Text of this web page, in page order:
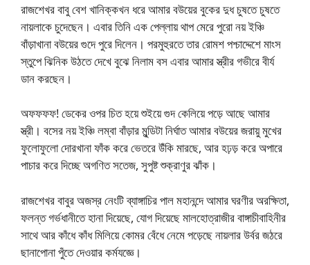
রাজশেখর বাবু বেশ খানিক্কখন ধরে আমার বউয়ের বুকের দুধ চুষতে চুষতে
নায়লাকে চুদেছেন। এবার তিনি এক পেল্লায় থাপ মেরে পুরো নয় ইঞ্চি
বাঁড়াখানা বউয়ের গুদে পুরে দিলেন। পরমুহুরতে তার রোমশ পশ্চাদ্দেশে মাংস
স্তুপে ঝিনিক উঠতে দেখে বুঝে নিলাম বস এবার আমার স্ত্রীর গভীরে বীর্য
ডান করছেন।
অফফফফ! ডেকের ওপর চিত হয়ে শুইয়ে গুদ কেলিয়ে পড়ে আছে আমার
স্ত্রী। বসের নয় ইঞ্চি লম্বা বাঁড়ার মুন্ডিটা নির্ঘাত আমার বউয়ের জরায়ু মুখের
ফুলোফুলো দোরখানা ফাঁক করে ভেতরে উঁকি মারছে, আর হঢ়ড় করে অপারে
পাচার করে দিচ্ছে অগণিত সতেজ, সুপুষ্ট শুক্রাণুর ঝাঁক।
রাজশেখর বাবুর অজস্র নেংটি ব্যাঙ্গাচির পাল মহানন্দে আমার ঘরণীর অরক্ষিতা,
ফলন্ত গর্ভধানীতে হানা দিয়েছে, যোগ দিয়েছে মালহোত্রাজীর বাঙ্গাচীবাহিনীর
সাথে আর কাঁধে কাঁধ মিলিয়ে কোমর বেঁধে নেমে পড়েছে নায়লার উর্বর জঠরে
ছানাপোনা পুঁতে দেওয়ার কর্মযজ্ঞে।